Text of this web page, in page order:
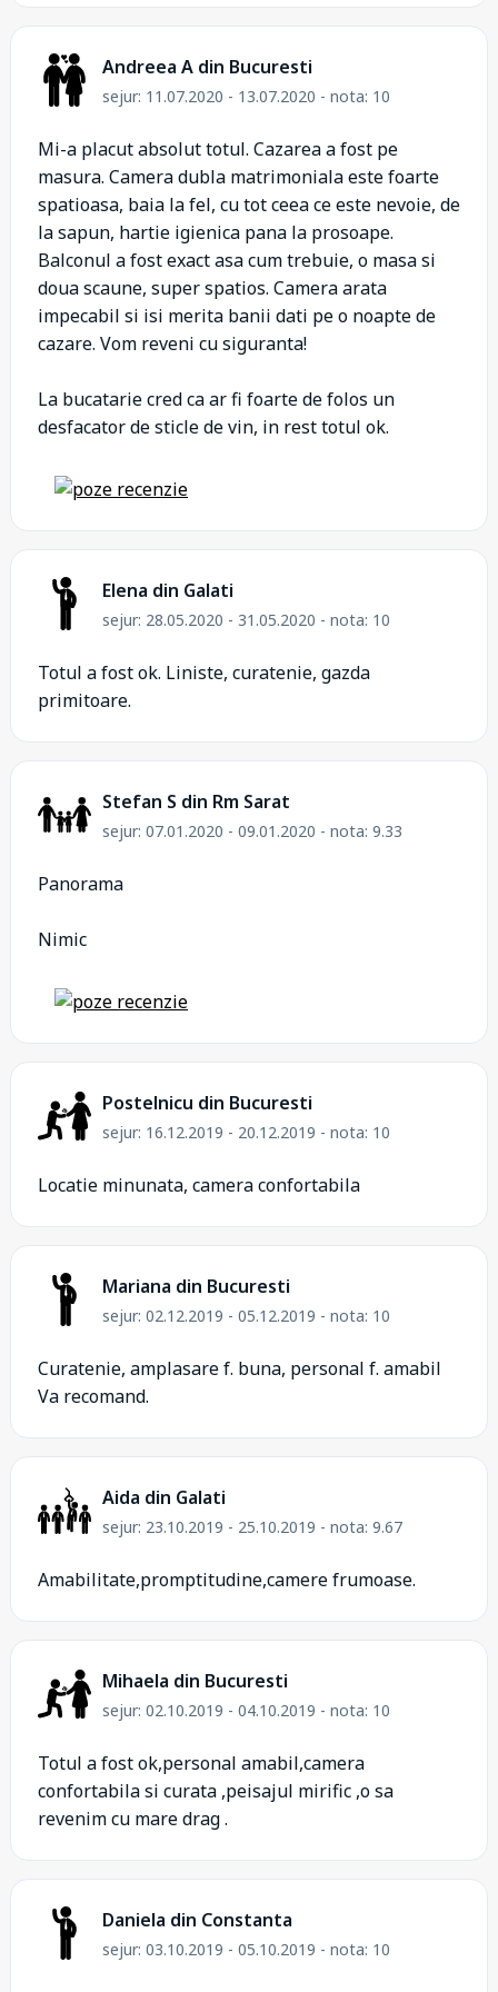
Andreea A din Bucuresti
sejur: 11.07.2020 - 13.07.2020 - nota: 10
Mi-a placut absolut totul. Cazarea a fost pe
masura. Camera dubla matrimoniala este foarte
spatioasa, baia la fel, cu tot ceea ce este nevoie, de
la sapun, hartie igienica pana la prosoape.
Balconul a fost exact asa cum trebuie, o masa si
doua scaune, super spatios. Camera arata
impecabil si isi merita banii dati pe o noapte de
cazare. Vom reveni cu siguranta!
La bucatarie cred ca ar fi foarte de folos un
desfacator de sticle de vin, in rest totul ok.
Elena din Galati
sejur: 28.05.2020 - 31.05.2020 - nota: 10
Totul a fost ok. Liniste, curatenie, gazda
primitoare.
Stefan S din Rm Sarat
sejur: 07.01.2020 - 09.01.2020 - nota: 9.33
Panorama
Nimic
Postelnicu din Bucuresti
sejur: 16.12.2019 - 20.12.2019 - nota: 10
Locatie minunata, camera confortabila
Mariana din Bucuresti
sejur: 02.12.2019 - 05.12.2019 - nota: 10
Curatenie, amplasare f. buna, personal f. amabil
Va recomand.
Aida din Galati
sejur: 23.10.2019 - 25.10.2019 - nota: 9.67
Amabilitate,promptitudine,camere frumoase.
Mihaela din Bucuresti
sejur: 02.10.2019 - 04.10.2019 - nota: 10
Totul a fost ok,personal amabil,camera
confortabila si curata ,peisajul mirific ,o sa
revenim cu mare drag .
Daniela din Constanta
sejur: 03.10.2019 - 05.10.2019 - nota: 10